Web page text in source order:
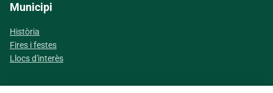
Municipi
Història
Fires i festes
Llocs d'interès